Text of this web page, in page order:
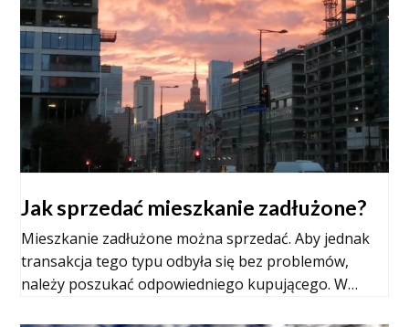
Jak sprzedać mieszkanie zadłużone?
Mieszkanie zadłużone można sprzedać. Aby jednak
transakcja tego typu odbyła się bez problemów,
należy poszukać odpowiedniego kupującego. W…